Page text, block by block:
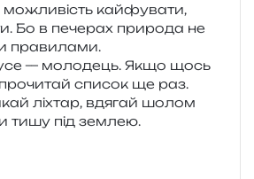
можли­вість кай­фу­ва­ти,
Бо в пече­рах при­ро­да не
правилами.
— моло­дець. Якщо щось
спи­сок ще раз.
ліхтар, вдя­гай шолом
тишу під землею.